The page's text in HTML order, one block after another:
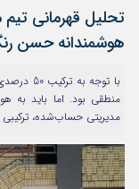
رمز عبور
مرا به خاطر بسپار
تحلیل قهرمانی
هوشمندانه حسن
با توجه
منطقی بود. اما باید به
مدیریتی حساب‌شده،